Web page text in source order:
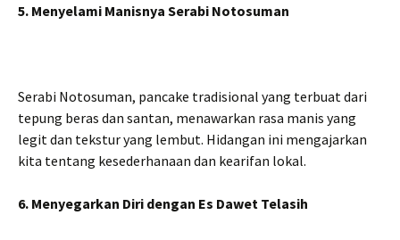
5. Menyelami Manisnya Serabi Notosuman
Serabi Notosuman, pancake tradisional yang terbuat dari
tepung beras dan santan, menawarkan rasa manis yang
legit dan tekstur yang lembut. Hidangan ini mengajarkan
kita tentang kesederhanaan dan kearifan lokal.
6. Menyegarkan Diri dengan Es Dawet Telasih